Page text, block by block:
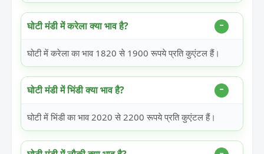
घोटी मंडी में करेला क्या भाव है?
घोटी में करेला का भाव 1820 से 1900 रूपये प्रति कुएंटल हैं।
घोटी मंडी में भिंडी क्या भाव है?
घोटी में भिंडी का भाव 2020 से 2200 रूपये प्रति कुएंटल हैं।